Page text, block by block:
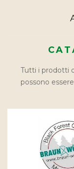
Tutti i prodotti
possono